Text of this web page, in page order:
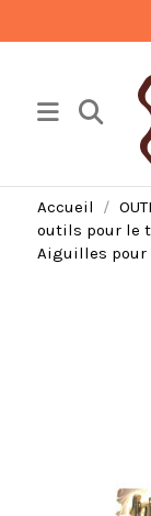
Accueil
outils pour le
Aiguilles pour